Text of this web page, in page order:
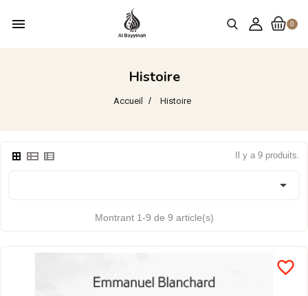
0
menu
Histoire
Accueil Histoire
Il y a 9 produits.

Montrant 1-9 de 9 article(s)
favorite_border